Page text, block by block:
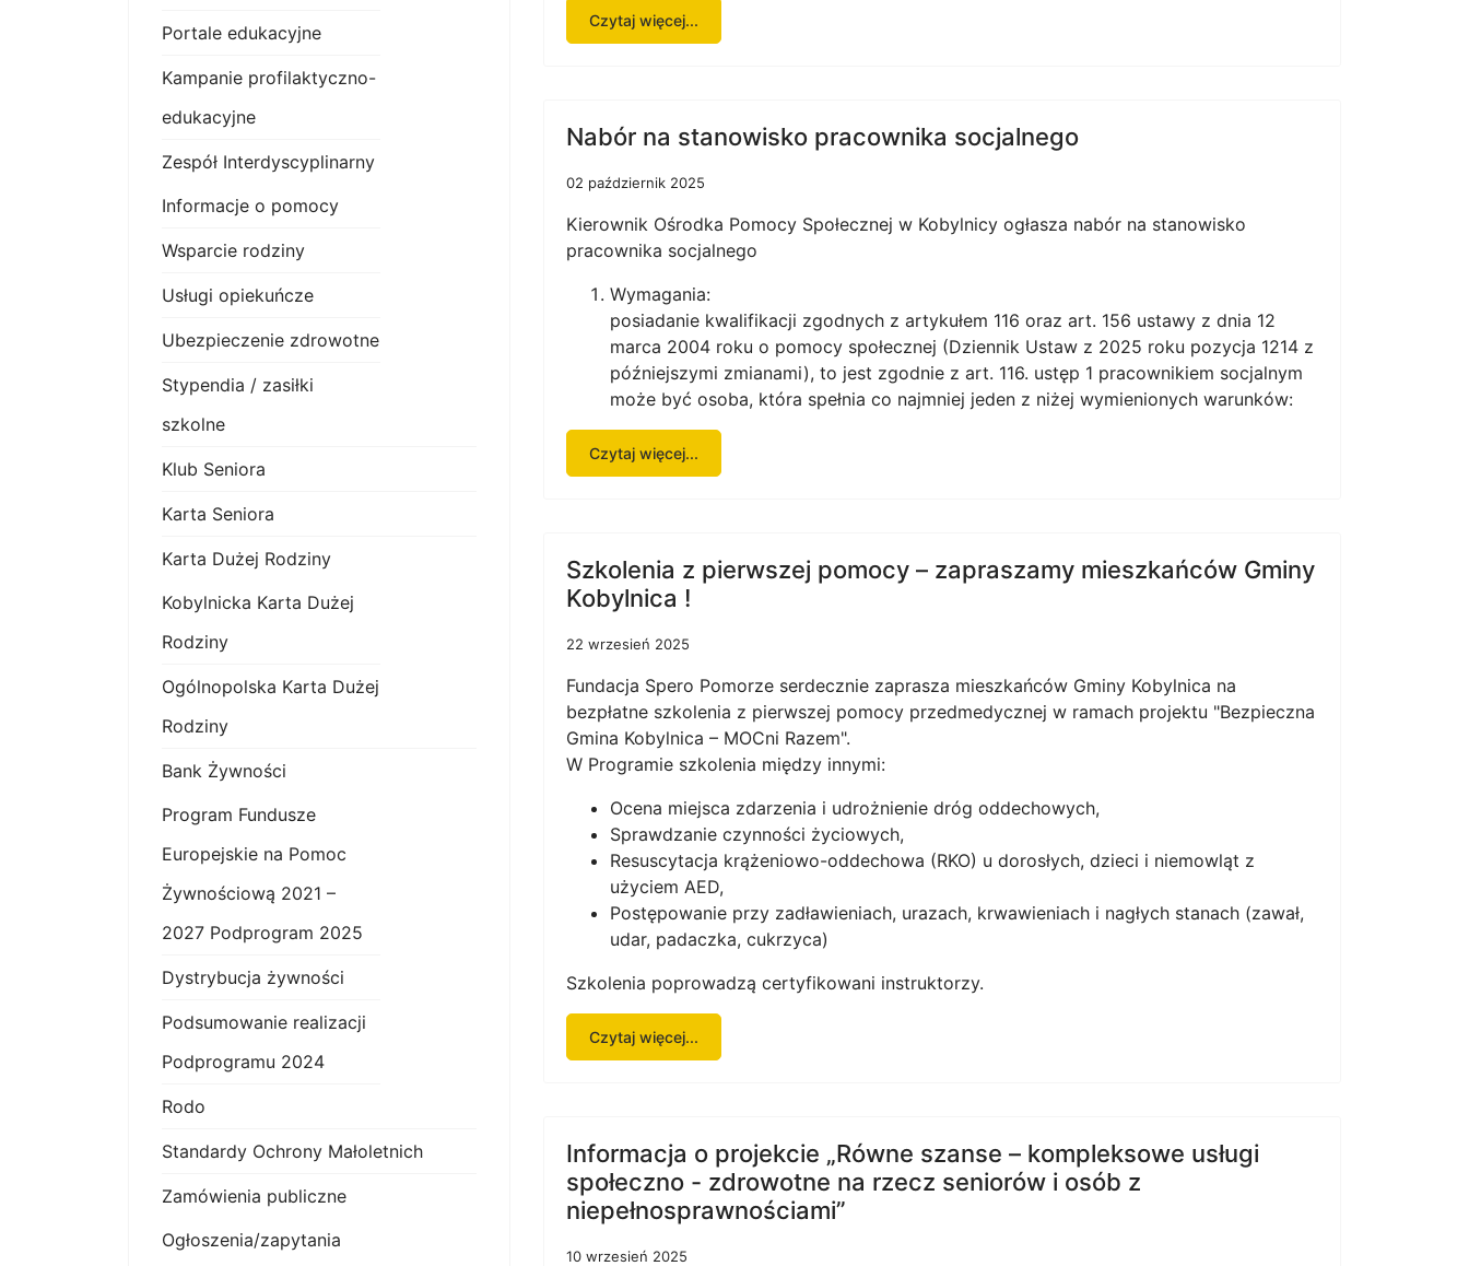
Portale edukacyjne
Kampanie profilaktyczno-
edukacyjne
Zespół Interdyscyplinarny
Informacje o pomocy
Wsparcie rodziny
Usługi opiekuńcze
Ubezpieczenie zdrowotne
Stypendia / zasiłki
szkolne
Klub Seniora
Karta Seniora
Karta Dużej Rodziny
Kobylnicka Karta Dużej
Rodziny
Ogólnopolska Karta Dużej
Rodziny
Bank Żywności
Program Fundusze
Europejskie na Pomoc
Żywnościową 2021 –
2027 Podprogram 2025
Dystrybucja żywności
Podsumowanie realizacji
Podprogramu 2024
Rodo
Standardy Ochrony Małoletnich
Zamówienia publiczne
Ogłoszenia/zapytania
Czytaj więcej...
Nabór na stanowisko pracownika socjalnego
02 październik 2025
Kierownik Ośrodka Pomocy Społecznej w Kobylnicy ogłasza nabór na stanowisko
pracownika socjalnego
Wymagania:
posiadanie kwalifikacji zgodnych z artykułem 116 oraz art. 156 ustawy z dnia 12
marca 2004 roku o pomocy społecznej (Dziennik Ustaw z 2025 roku pozycja 1214 z
późniejszymi zmianami), to jest zgodnie z art. 116. ustęp 1 pracownikiem socjalnym
może być osoba, która spełnia co najmniej jeden z niżej wymienionych warunków:
Czytaj więcej...
Szkolenia z pierwszej pomocy – zapraszamy mieszkańców Gminy
Kobylnica !
22 wrzesień 2025
Fundacja Spero Pomorze serdecznie zaprasza mieszkańców Gminy Kobylnica na
bezpłatne szkolenia z pierwszej pomocy przedmedycznej w ramach projektu "Bezpieczna
Gmina Kobylnica – MOCni Razem".
W Programie szkolenia między innymi:
Ocena miejsca zdarzenia i udrożnienie dróg oddechowych,
Sprawdzanie czynności życiowych,
Resuscytacja krążeniowo-oddechowa (RKO) u dorosłych, dzieci i niemowląt z
użyciem AED,
Postępowanie przy zadławieniach, urazach, krwawieniach i nagłych stanach (zawał,
udar, padaczka, cukrzyca)
Szkolenia poprowadzą certyfikowani instruktorzy.
Czytaj więcej...
Informacja o projekcie „Równe szanse – kompleksowe usługi
społeczno - zdrowotne na rzecz seniorów i osób z
niepełnosprawnościami”
10 wrzesień 2025